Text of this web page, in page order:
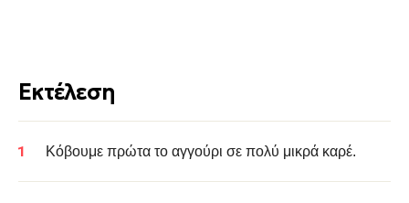
Εκτέλεση
Κόβουμε πρώτα το αγγούρι σε πολύ μικρά καρέ.